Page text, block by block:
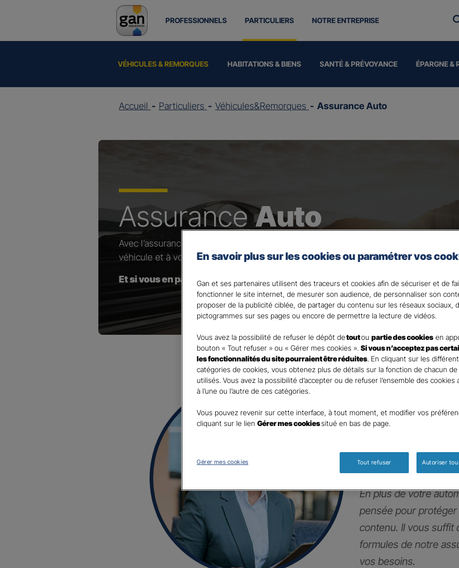
PROFESSIONNELS PARTICULIERS
VÉHICULES & REMORQUES HABITATIONS & BIENS SANTÉ & PRÉVOYANCE ÉPARGNE &
NOTRE ENTREPRISE
Accueil Particuliers Véhicules&Remorques Assurance Auto
AssuranceAuto
Avec l’assurance pour votre auto de Gan Assurances, vous choisissez les
véhicule et à vos besoins.
Et si vous en parliez avec votre Agent général ?
Parole
d’expert
!
En plus de votre
pensée pour
contenu. Il vous suffit
formules de notre
vos besoins.
En savoir plus sur les cookies ou paramétrer vos
Gan et ses partenaires utilisent des traceurs et cookies afin de sécuriser et de
fonctionner le site internet, de mesurer son audience, de personnaliser son
proposer de la publicité ciblée, de partager du contenu sur les réseaux sociaux,
pictogrammes sur ses pages ou encore de permettre la lecture de vidéos.
Vous avez la possibilité de refuser le dépôt detoutou partie des cookies en
bouton « Tout refuser » ou « Gérer mes cookies ». Si vous n’acceptez pas
les fonctionnalités du site pourraient être réduites. En cliquant sur les
catégories de cookies, vous obtenez plus de détails sur la fonction de chacun
utilisés. Vous avez la possibilité d’accepter ou de refuser l’ensemble des cookies
à l’une ou l’autre de ces catégories.
Vous pouvez revenir sur cette interface, à tout moment, et modifier vos
cliquant sur le lien Gérer mes cookiessitué en bas de page.
Gérer mes cookies Tout refuser Autoriser